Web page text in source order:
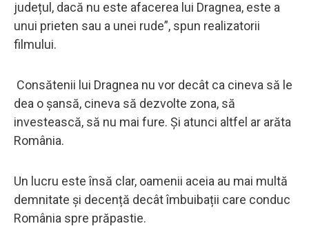
județul, dacă nu este afacerea lui Dragnea, este a
unui prieten sau a unei rude”, spun realizatorii
filmului.
Consătenii lui Dragnea nu vor decât ca cineva să le
dea o șansă, cineva să dezvolte zona, să
investească, să nu mai fure. Și atunci altfel ar arăta
România.
Un lucru este însă clar, oamenii aceia au mai multă
demnitate și decență decât îmbuibații care conduc
România spre prăpastie.